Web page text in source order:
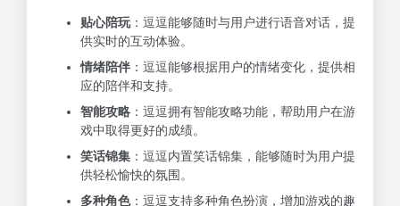
贴心陪玩：逗逗能够随时与用户进行语音对话，提
供实时的互动体验。
情绪陪伴 ：逗逗能够根据用户的情绪变化，提供相
应的陪伴和支持。
智能攻略 ：逗逗拥有智能攻略功能，帮助用户在游
戏中取得更好的成绩。
笑话锦集 ：逗逗内置笑话锦集，能够随时为用户提
供轻松愉快的氛围。
多种角色：逗逗支持多种角色扮演，增加游戏的趣